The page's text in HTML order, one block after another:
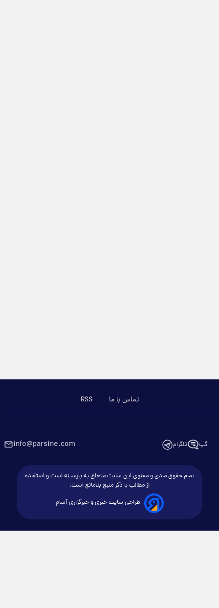
تماس با ما RSS
گپ تلگرام info@parsine.com
تمام حقوق مادی و معنوی این سایت متعلق به پارسینه است و استفاده
از مطالب با ذکر منبع بلامانع است.
طراحی سایت خبری و خبرگزاری آسام